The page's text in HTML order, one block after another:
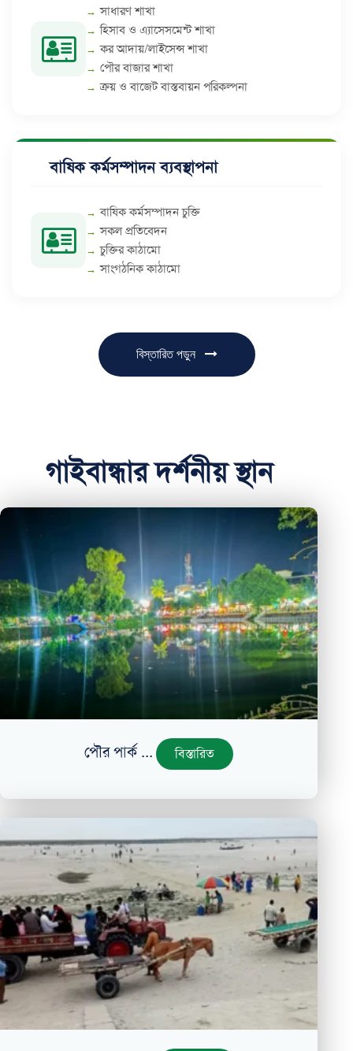
সাধারণ শাখা
হিসাব ও এ্যাসেসমেন্ট শাখা
কর আদায়/লাইসেন্স শাখা
পৌর বাজার শাখা
ক্রয় ও বাজেট বাস্তবায়ন পরিকল্পনা
বাষিক কর্মসম্পাদন ব্যবস্থাপনা
বাষিক কর্মসম্পাদন চুক্তি
সকল প্রতিবেদন
চুক্তির কাঠামো
সাংগঠনিক কাঠামো
বিস্তারিত পড়ুন
গাইবান্ধার দর্শনীয় স্থান
পৌর পার্ক ... বিস্তারিত